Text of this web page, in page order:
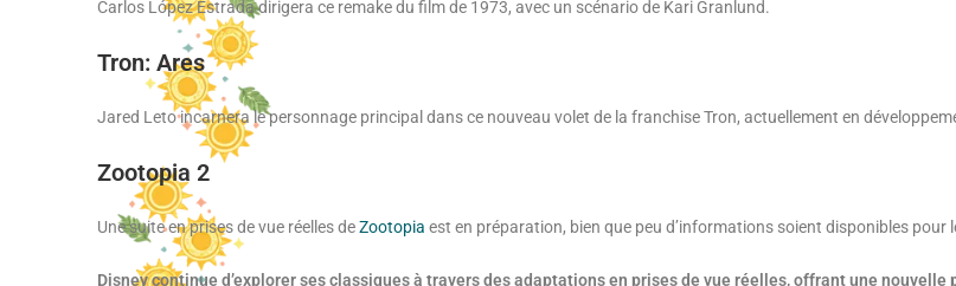
Carlos López Estrada dirigera ce remake du film de 1973, avec un scénario de Kari Granlund.
Tron: Ares
Jared Leto incarnera le personnage principal dans ce nouveau volet de la franchise Tron, actuellement en
Zootopia 2
Une suite en prises de vue réelles deZootopia est en préparation, bien que peu d’informations soient disponibles pour
Disney continue d’explorer ses classiques à travers des adaptations en prises de vue réelles, offrant une nouvelle